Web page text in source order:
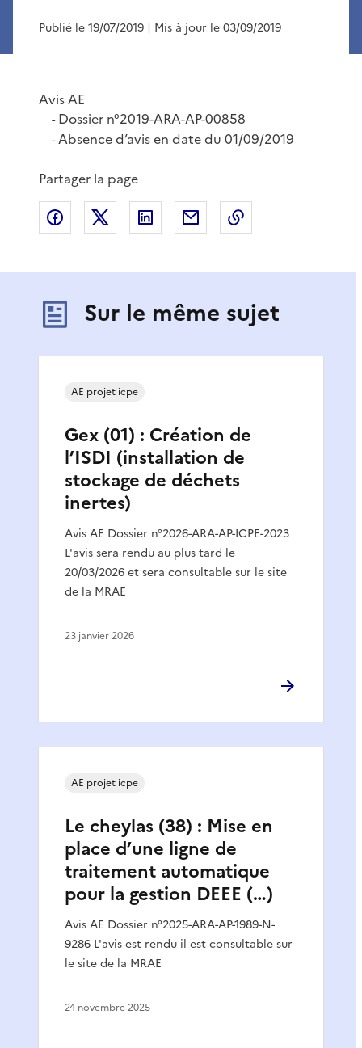
Publié le 19/07/2019 | Mis à jour le 03/09/2019
Avis AE
-Dossier n°2019-ARA-AP-00858
-Absence d’avis en date du 01/09/2019
Partager la page
Partager sur Facebook
Partager sur XPartager sur LinkedIn
Partager par email
Sur le même sujet
Gex (01) : Création de
l’ISDI (installation de
stockage de déchets
inertes)
Avis AE Dossier n°2026-ARA-AP-ICPE-2023
L'avis sera rendu au plus tard le
20/03/2026 et sera consultable sur le site
de la MRAE
AE projet icpe
23 janvier 2026
Le cheylas (38) : Mise en
place d’une ligne de
traitement automatique
pour la gestion DEEE (…)
Avis AE Dossier n°2025-ARA-AP-1989-N-
9286 L'avis est rendu il est consultable sur
le site de la MRAE
AE projet icpe
24 novembre 2025